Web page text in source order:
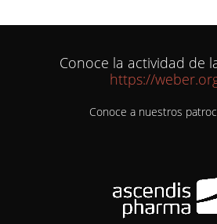
Conoce la actividad de
https://
Conoce a nuestros